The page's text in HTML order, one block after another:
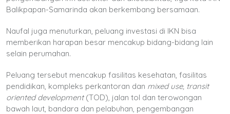
Balikpapan-Samarinda akan berkembang bersamaan.
Naufal juga menuturkan, peluang investasi di IKN bisa
memberikan harapan besar mencakup bidang-bidang lain
selain perumahan.
Peluang tersebut mencakup fasilitas kesehatan, fasilitas
pendidikan, kompleks perkantoran dan mixed use, transit
oriented development(TOD), jalan tol dan terowongan
bawah laut, bandara dan pelabuhan, pengembangan